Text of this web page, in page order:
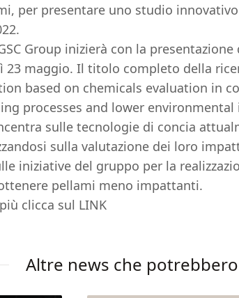
per presentare uno studio
Group inizierà con la
23 maggio. Il titolo completo della
based on chemicals evaluation in
processes and lower environmental
sulle tecnologie di concia
sulla valutazione dei loro
iniziative del gruppo per la
pellami meno impattanti.
clicca sul LINK
Altre news che